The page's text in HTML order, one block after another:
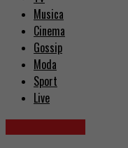
Musica
Cinema
Gossip
Moda
Sport
Live